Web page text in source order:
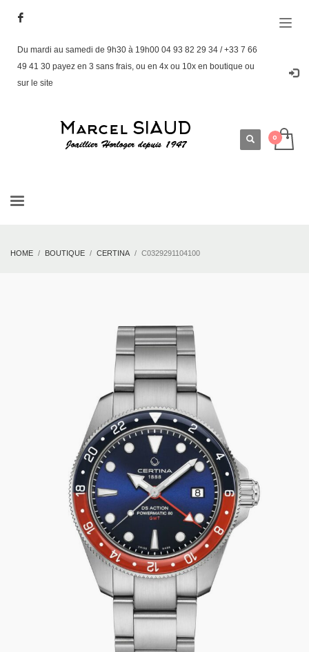
Du mardi au samedi de 9h30 à 19h00 04 93 82 29 34 / +33 7 66
49 41 30 payez en 3 sans frais, ou en 4x ou 10x en boutique ou
sur le site
HOME BOUTIQUE CERTINA C0329291104100